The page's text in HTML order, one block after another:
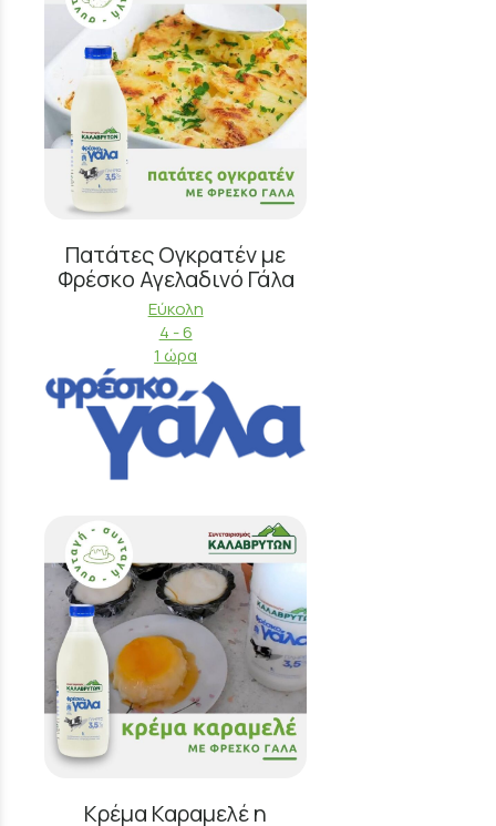
Πατάτες Ογκρατέν με
Φρέσκο Αγελαδινό Γάλα
Εύκολη
4 - 6
1 ώρα
Κρέμα Καραμελέ η